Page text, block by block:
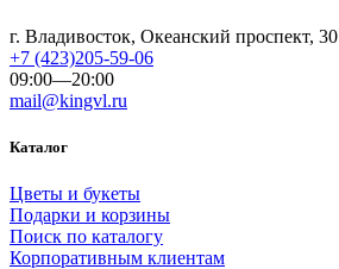
г. Владивосток, Океанский проспект, 30
+7 (423)205-59-06
09:00—20:00
mail@kingvl.ru
Каталог
Цветы и букеты
Подарки и корзины
Поиск по каталогу
Корпоративным клиентам